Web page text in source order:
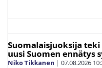
Suomalaisjuoksija teki
uusi Suomen ennätys
Niko Tikkanen | 07.08.2026